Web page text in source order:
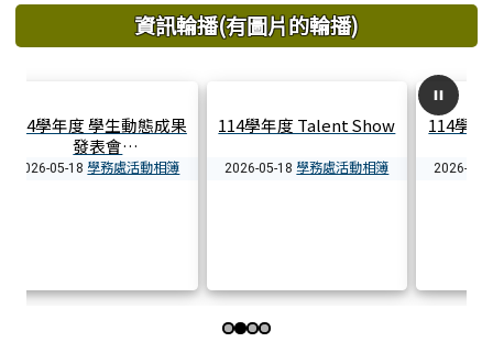
資訊輪播(有圖片的輪播)
Show
動相簿
114學年度合作盃班際大
2026-05-15 學務處活動相簿
課後社團
2026-05-14 學務處活動相簿